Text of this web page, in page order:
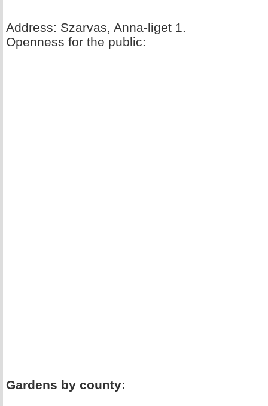
Address: Szarvas, Anna-liget 1.
Openness for the public:
Gardens by county: